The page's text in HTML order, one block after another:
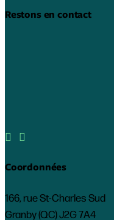
Restons en contact
 
Coordonnées
166, rue St-Charles Sud
Granby (QC) J2G 7A4